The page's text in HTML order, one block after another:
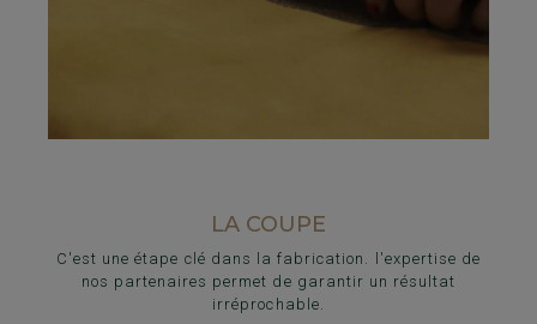
LA COUPE
C'est une étape clé dans la fabrication. l'expertise de
nos partenaires permet de garantir un résultat
irréprochable.